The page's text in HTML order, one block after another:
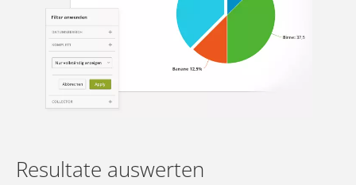
Resultate auswerten